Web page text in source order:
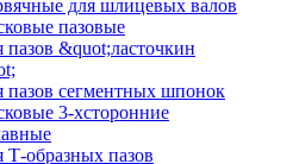
для шлицевых валов
пазовые
&quot;ласточкин
пазов сегментных шпонок
3-хсторонние
Т-образных пазов